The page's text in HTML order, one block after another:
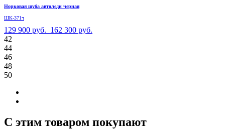
Норковая шуба автоледи черная
ШК-371ч
129 900 руб. 162 300 руб.
42
44
46
48
50
С этим товаром покупают